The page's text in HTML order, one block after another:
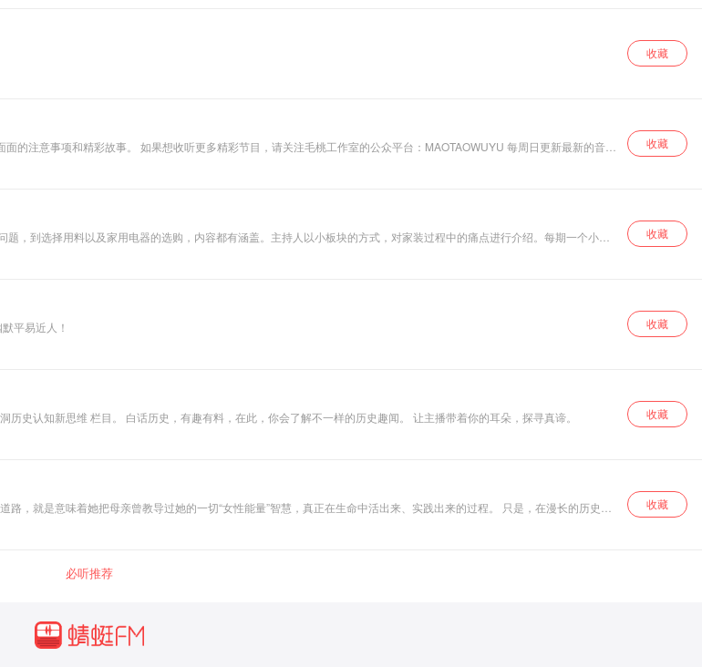
收藏
平台：MAOTAOWUYU 每周日更新最新的音频
收藏
，到选择用料以及家用电器的选购，内容都有涵盖。主持人以小板块的方式，对家装过程中的痛点进行介绍。每期一个小知
收藏
加自励。让幽默平易近人！
收藏
金叶思维，思维今夜， 日日知新，时时进步， 金色中国，和你相约。 这里是金叶思维的 脑洞历史认知新思维 栏目。 白话历史，有趣有料，在此，你会了解不一样的历史趣闻。 让主播带着你的耳朵，探寻真谛。
收藏
着她把母亲曾教导过她的一切“女性能量”智慧，真正在生命中活出来、实践出来的过程。 只是，在漫长的历史岁
式，也渐渐失落了。 在如今这个时代，大部分女孩长大成人的过程中，缺少一位女性
候，要怎样呵护照顾自己；面对身体发育时，要如何转变对自己身体意象的理解；在情感萌动时，要如何去定义她跟另一半
女人都需要知道的“女性能量”奥秘，一个一个的说给你听。
收藏
必听推荐